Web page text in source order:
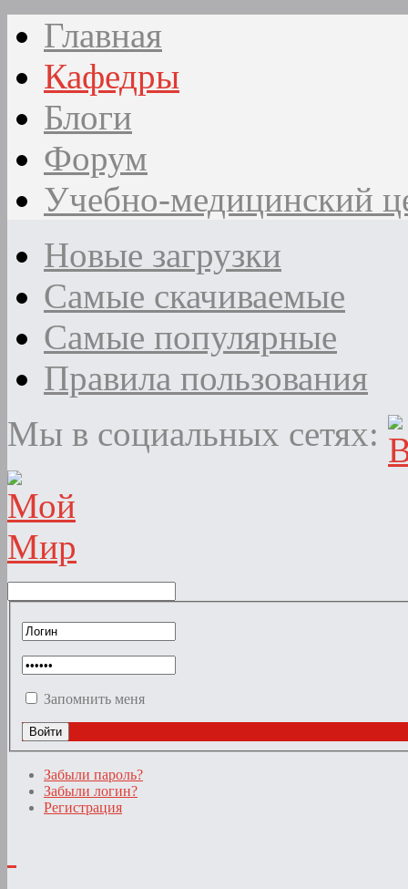
Главная
Кафедры
Блоги
Форум
Учебно-медицинский
Новые загрузки
Самые скачиваемые
Самые популярные
Правила пользования
Мы в социальных сетях:
Запомнить меня
Забыли пароль?
Забыли логин?
Регистрация